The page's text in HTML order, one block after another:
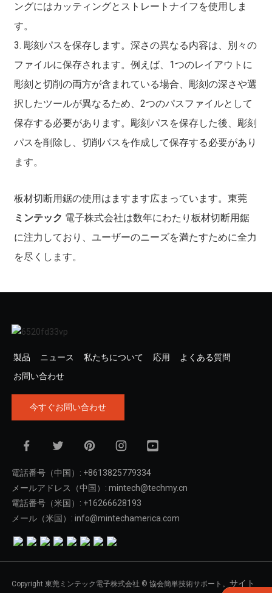
ングにはカッティングとストレートナイフを使用しま
す。
3. 彫刻パスを保存します。深さの異なる内容は、別々の
ファイルに保存されます。例えば、1つのレイアウトに
彫刻と切削の両方が含まれている場合、彫刻の深さや選
択したツールが異なるため、2つのパスファイルとして
保存する必要があります。彫刻パスを保存した後、彫刻
パスを削除し、切削パスを作成して保存する必要があり
ます。
板材切断用鋸の使用はますます広まっています。東莞
ミンテック 電子株式会社は数年にわたり板材切断用鋸
に注力しており、ユーザーのニーズを満たすために全力
を尽くします。
製品 ニュース 私たちについて 応用
よくある質問
お問い合わせ
今すぐお問い合わせ
電話番号（中国）: +8613825779334
メールアドレス（中国）: mintech@techmy.cn
電話番号（米国）: +16266628193
メール（米国）: info@mintechamerica.com
Copyright 東莞ミンテック電子株式会社 © 協会簡単技術サポート。 サイト